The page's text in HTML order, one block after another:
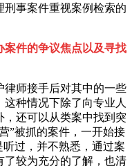
事案件重视案例检索的
案件的争议焦点以及寻找
师接手后对其中的一些
种情况下除了向专业人
还可以从类案中找到突
”被抓的案件，一开始接
过，并不熟悉，通过案
了较为充分的了解，也清